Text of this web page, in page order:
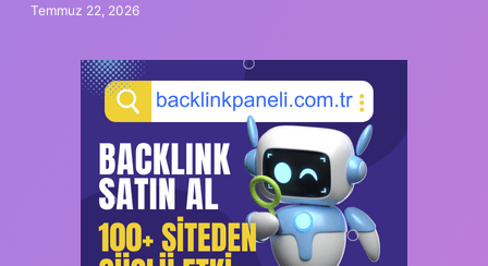
Temmuz 22, 2026